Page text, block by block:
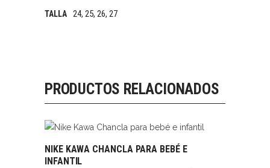
TALLA 24, 25, 26, 27
PRODUCTOS RELACIONADOS
SELECCIONAR OPCIONES
NIKE KAWA CHANCLA PARA BEBÉ E
INFANTIL